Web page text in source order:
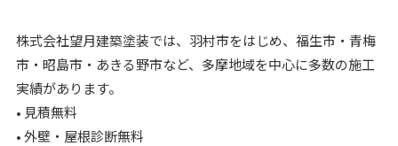
株式会社望月建築塗装では、羽村市をはじめ、福生市・青梅
市・昭島市・あきる野市など、多摩地域を中心に多数の施工
実績があります。
• 見積無料
• 外壁・屋根診断無料